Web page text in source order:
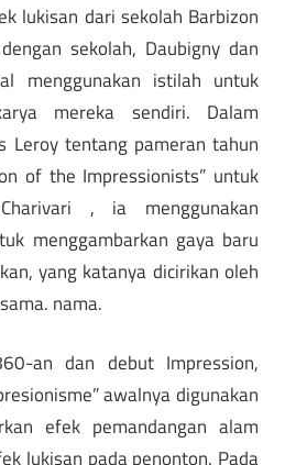
lukisan dari sekolah Barbizon
sekolah, Daubigny dan
menggunakan istilah untuk
mereka sendiri. Dalam
Leroy tentang pameran tahun
of the Impressionists” untuk
, ia menggunakan
menggambarkan gaya baru
yang katanya dicirikan oleh
nama.
an dan debut Impression,
awalnya digunakan
efek pemandangan alam
lukisan pada penonton. Pada